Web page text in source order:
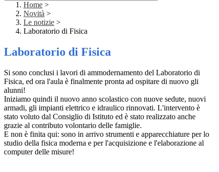
Home >
Novità >
Le notizie >
Laboratorio di Fisica
Laboratorio di Fisica
Si sono conclusi i lavori di ammodernamento del Laboratorio di
Fisica, ed ora l'aula è finalmente pronta ad ospitare di nuovo gli
alunni!
Iniziamo quindi il nuovo anno scolastico con nuove sedute, nuovi
armadi, gli impianti elettrico e idraulico rinnovati. L'intervento è
stato voluto dal Consiglio di Istituto ed è stato realizzato anche
grazie al contributo volontario delle famiglie.
E non è finita qui: sono in arrivo strumenti e apparecchiature per lo
studio della fisica moderna e per l'acquisizione e l'elaborazione al
computer delle misure!